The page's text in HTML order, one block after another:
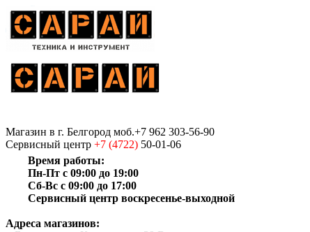
Магазин в г. Белгород моб.+7 962 303-56-90
Сервисный центр +7 (4722) 50-01-06
Время работы:
Пн-Пт с 09:00 до 19:00
Сб-Вс с 09:00 до 17:00
Сервисный центр воскресенье-выходной
Адреса магазинов: